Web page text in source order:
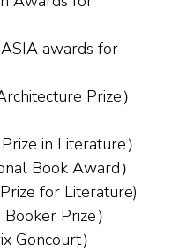
awards for
Prize）
in Literature）
Book Award）
for Literature)
Prize）
）